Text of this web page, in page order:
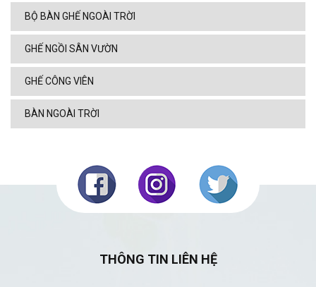
BỘ BÀN GHẾ NGOÀI TRỜI
GHẾ NGỒI SÂN VƯỜN
GHẾ CÔNG VIÊN
BÀN NGOÀI TRỜI
THÔNG TIN LIÊN HỆ